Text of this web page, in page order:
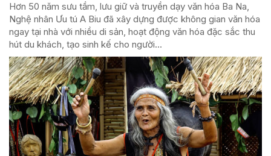
Hơn 50 năm sưu tầm, lưu giữ và truyền dạy văn hóa Ba Na,
Nghệ nhân Ưu tú A Biu đã xây dựng được không gian văn hóa
ngay tại nhà với nhiều di sản, hoạt động văn hóa đặc sắc thu
hút du khách, tạo sinh kế cho người...